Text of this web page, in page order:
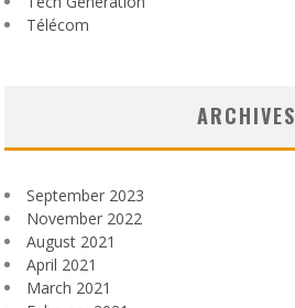
Télécom
ARCHIVES
September 2023
November 2022
August 2021
April 2021
March 2021